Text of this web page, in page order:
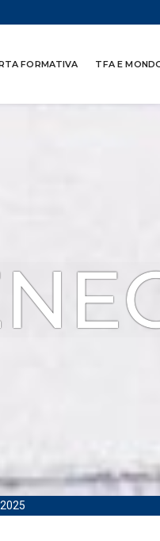
FORMATIVA TFA E